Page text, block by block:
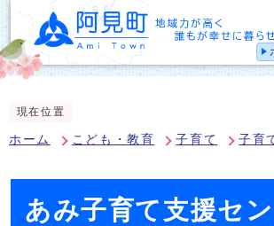
現在位置
ホーム こども・教育 子育て 子育
あみ子育て支援セ